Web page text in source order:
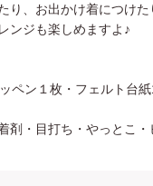
り、お出かけ着につけた
ンジも楽しめますよ♪
ペン１枚・フェルト台
剤・目打ち・やっとこ